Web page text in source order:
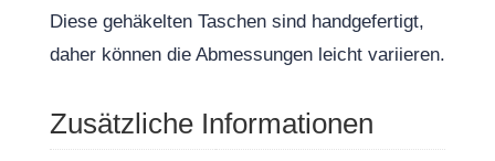
Diese gehäkelten Taschen sind handgefertigt,
daher können die Abmessungen leicht variieren.
Zusätzliche Informationen